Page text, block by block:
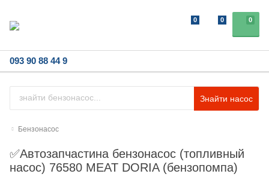
0
0 0
093 90 88 44 9
Знайти насос
Бензонасос
✅Автозапчастина бензонасос (топливный
насос) 76580 MEAT DORIA (бензопомпа)